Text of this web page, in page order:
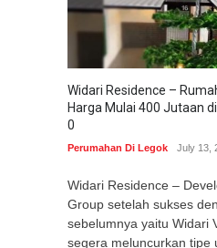
Widari Residence –
Harga Mulai 400 Jutaan
0
Perumahan Di Legok July 13,
Widari Residence –
Group setelah sukses
sebelumnya yaitu Widari
segera meluncurkan tipe